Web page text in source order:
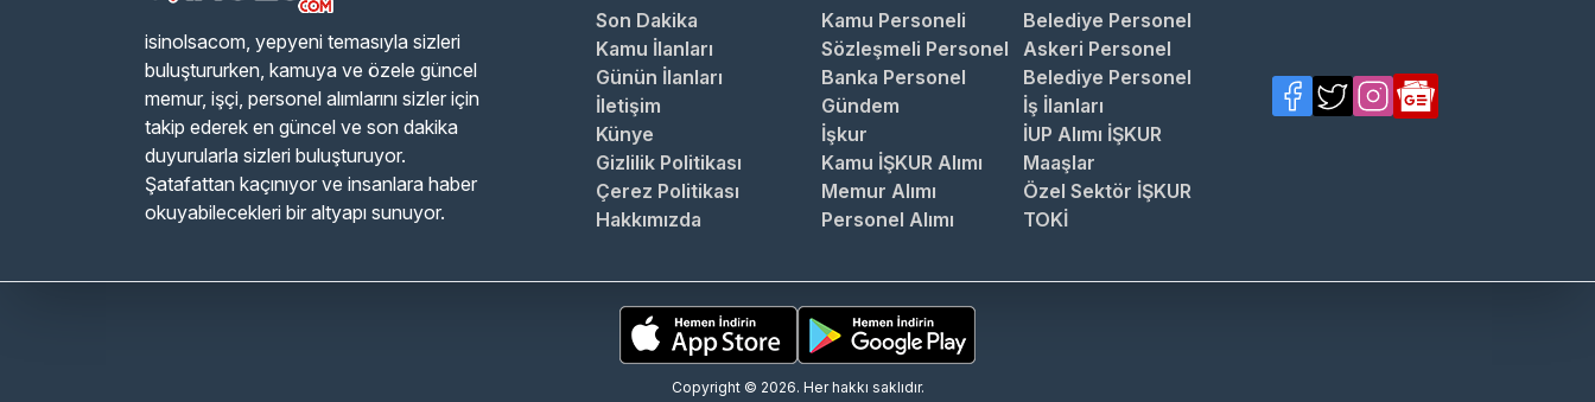
isinolsacom, yepyeni temasıyla sizleri
buluştururken, kamuya ve özele güncel
memur, işçi, personel alımlarını sizler için
takip ederek en güncel ve son dakika
duyurularla sizleri buluşturuyor.
Şatafattan kaçınıyor ve insanlara haber
okuyabilecekleri bir altyapı sunuyor.
Son Dakika
Kamu İlanları
Günün İlanları
İletişim
Künye
Gizlilik Politikası
Çerez Politikası
Hakkımızda
Kamu Personeli
Belediye Personel
Sözleşmeli Personel
Askeri Personel
Banka Personel
Belediye Personel
Gündem
İş İlanları
İşkur
İUP Alımı İŞKUR
Kamu İŞKUR Alımı
Maaşlar
Memur Alımı
Özel Sektör İŞKUR
Personel Alımı
TOKİ
Copyright © 2026. Her hakkı saklıdır.